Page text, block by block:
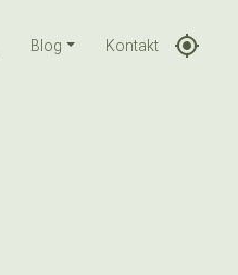
Blog Kontakt gps_fixed